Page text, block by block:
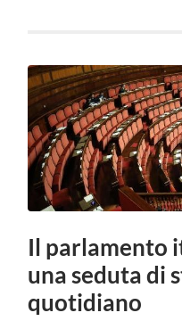
Il parlamento
una seduta di
quotidiano